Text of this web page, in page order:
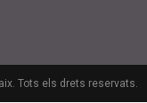
Tots els drets reservats.